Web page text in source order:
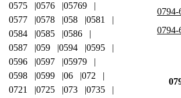
0794-
0794-
0575
0576
05769
0577
0578 058
0581
0584
0585
0586
0587
059 0594
0595
0596
0597
05979
0598
0599 06
072
0721
0725 073
0735